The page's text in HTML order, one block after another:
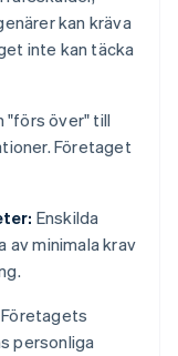
kan kräva
inte kan täcka
"förs över" till
Företaget
Enskilda
minimala krav
Företagets
personliga